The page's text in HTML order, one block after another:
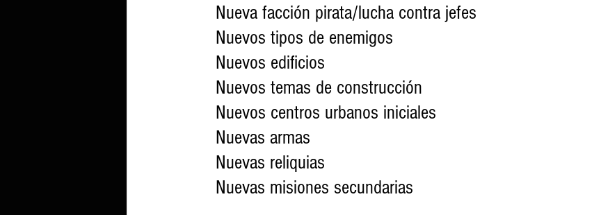
    Nueva facción pirata/lucha contra jefes
    Nuevos tipos de enemigos
    Nuevos edificios
    Nuevos temas de construcción
    Nuevos centros urbanos iniciales
    Nuevas armas
    Nuevas reliquias
    Nuevas misiones secundarias